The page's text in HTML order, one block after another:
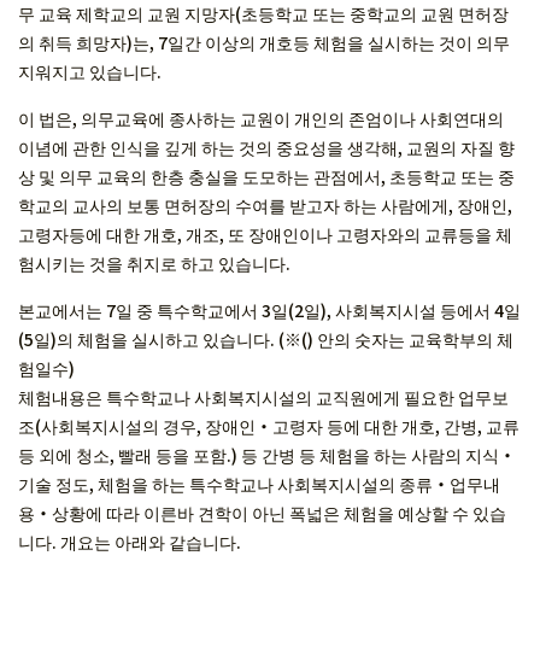
무 교육 제학교의 교원 지망자(초등학교 또는 중학교의 교원 면허장
의 취득 희망자)는, 7일간 이상의 개호등 체험을 실시하는 것이 의무
지워지고 있습니다.
이 법은, 의무교육에 종사하는 교원이 개인의 존엄이나 사회연대의
이념에 관한 인식을 깊게 하는 것의 중요성을 생각해, 교원의 자질 향
상 및 의무 교육의 한층 충실을 도모하는 관점에서, 초등학교 또는 중
학교의 교사의 보통 면허장의 수여를 받고자 하는 사람에게, 장애인,
고령자등에 대한 개호, 개조, 또 장애인이나 고령자와의 교류등을 체
험시키는 것을 취지로 하고 있습니다.
본교에서는 7일 중 특수학교에서 3일(2일), 사회복지시설 등에서 4일
(5일)의 체험을 실시하고 있습니다. (※() 안의 숫자는 교육학부의 체
험일수)
체험내용은 특수학교나 사회복지시설의 교직원에게 필요한 업무보
조(사회복지시설의 경우, 장애인・고령자 등에 대한 개호, 간병, 교류
등 외에 청소, 빨래 등을 포함.) 등 간병 등 체험을 하는 사람의 지식・
기술 정도, 체험을 하는 특수학교나 사회복지시설의 종류・업무내
용・상황에 따라 이른바 견학이 아닌 폭넓은 체험을 예상할 수 있습
니다. 개요는 아래와 같습니다.